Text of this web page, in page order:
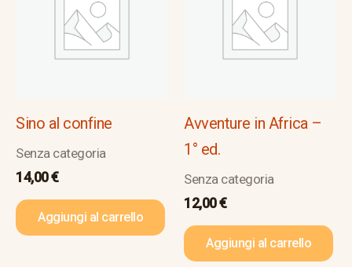
Sino al confine
Senza categoria
14,00€
Aggiungi al carrello
Avventure in Africa –
1° ed.
Senza categoria
12,00€
Aggiungi al carrello